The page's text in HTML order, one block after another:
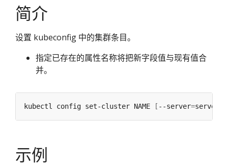
简介
设置 kubeconfig 中的集群条目。
指定已存在的属性名称将把新字段值与现有值合
并。
kubectl config set-cluster NAME [ --server=server
示例